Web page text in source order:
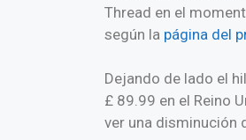
Thread en el
según la página del
Dejando de lado el
£ 89.99 en el Reino
ver una disminución